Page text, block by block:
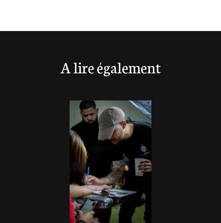
A lire également